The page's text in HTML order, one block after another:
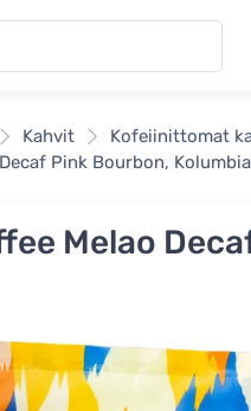
Kahvit
Kofeiinittomat
Pink Bourbon,
Melao